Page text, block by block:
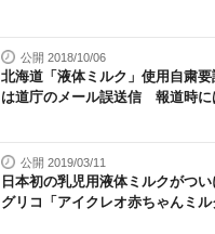
公開 2018/10/06
北海道「液体ミルク」使用自粛要
は道庁のメール誤送信 報道時に
公開 2019/03/11
日本初の乳児用液体ミルクがつ
グリコ「アイクレオ赤ちゃんミ